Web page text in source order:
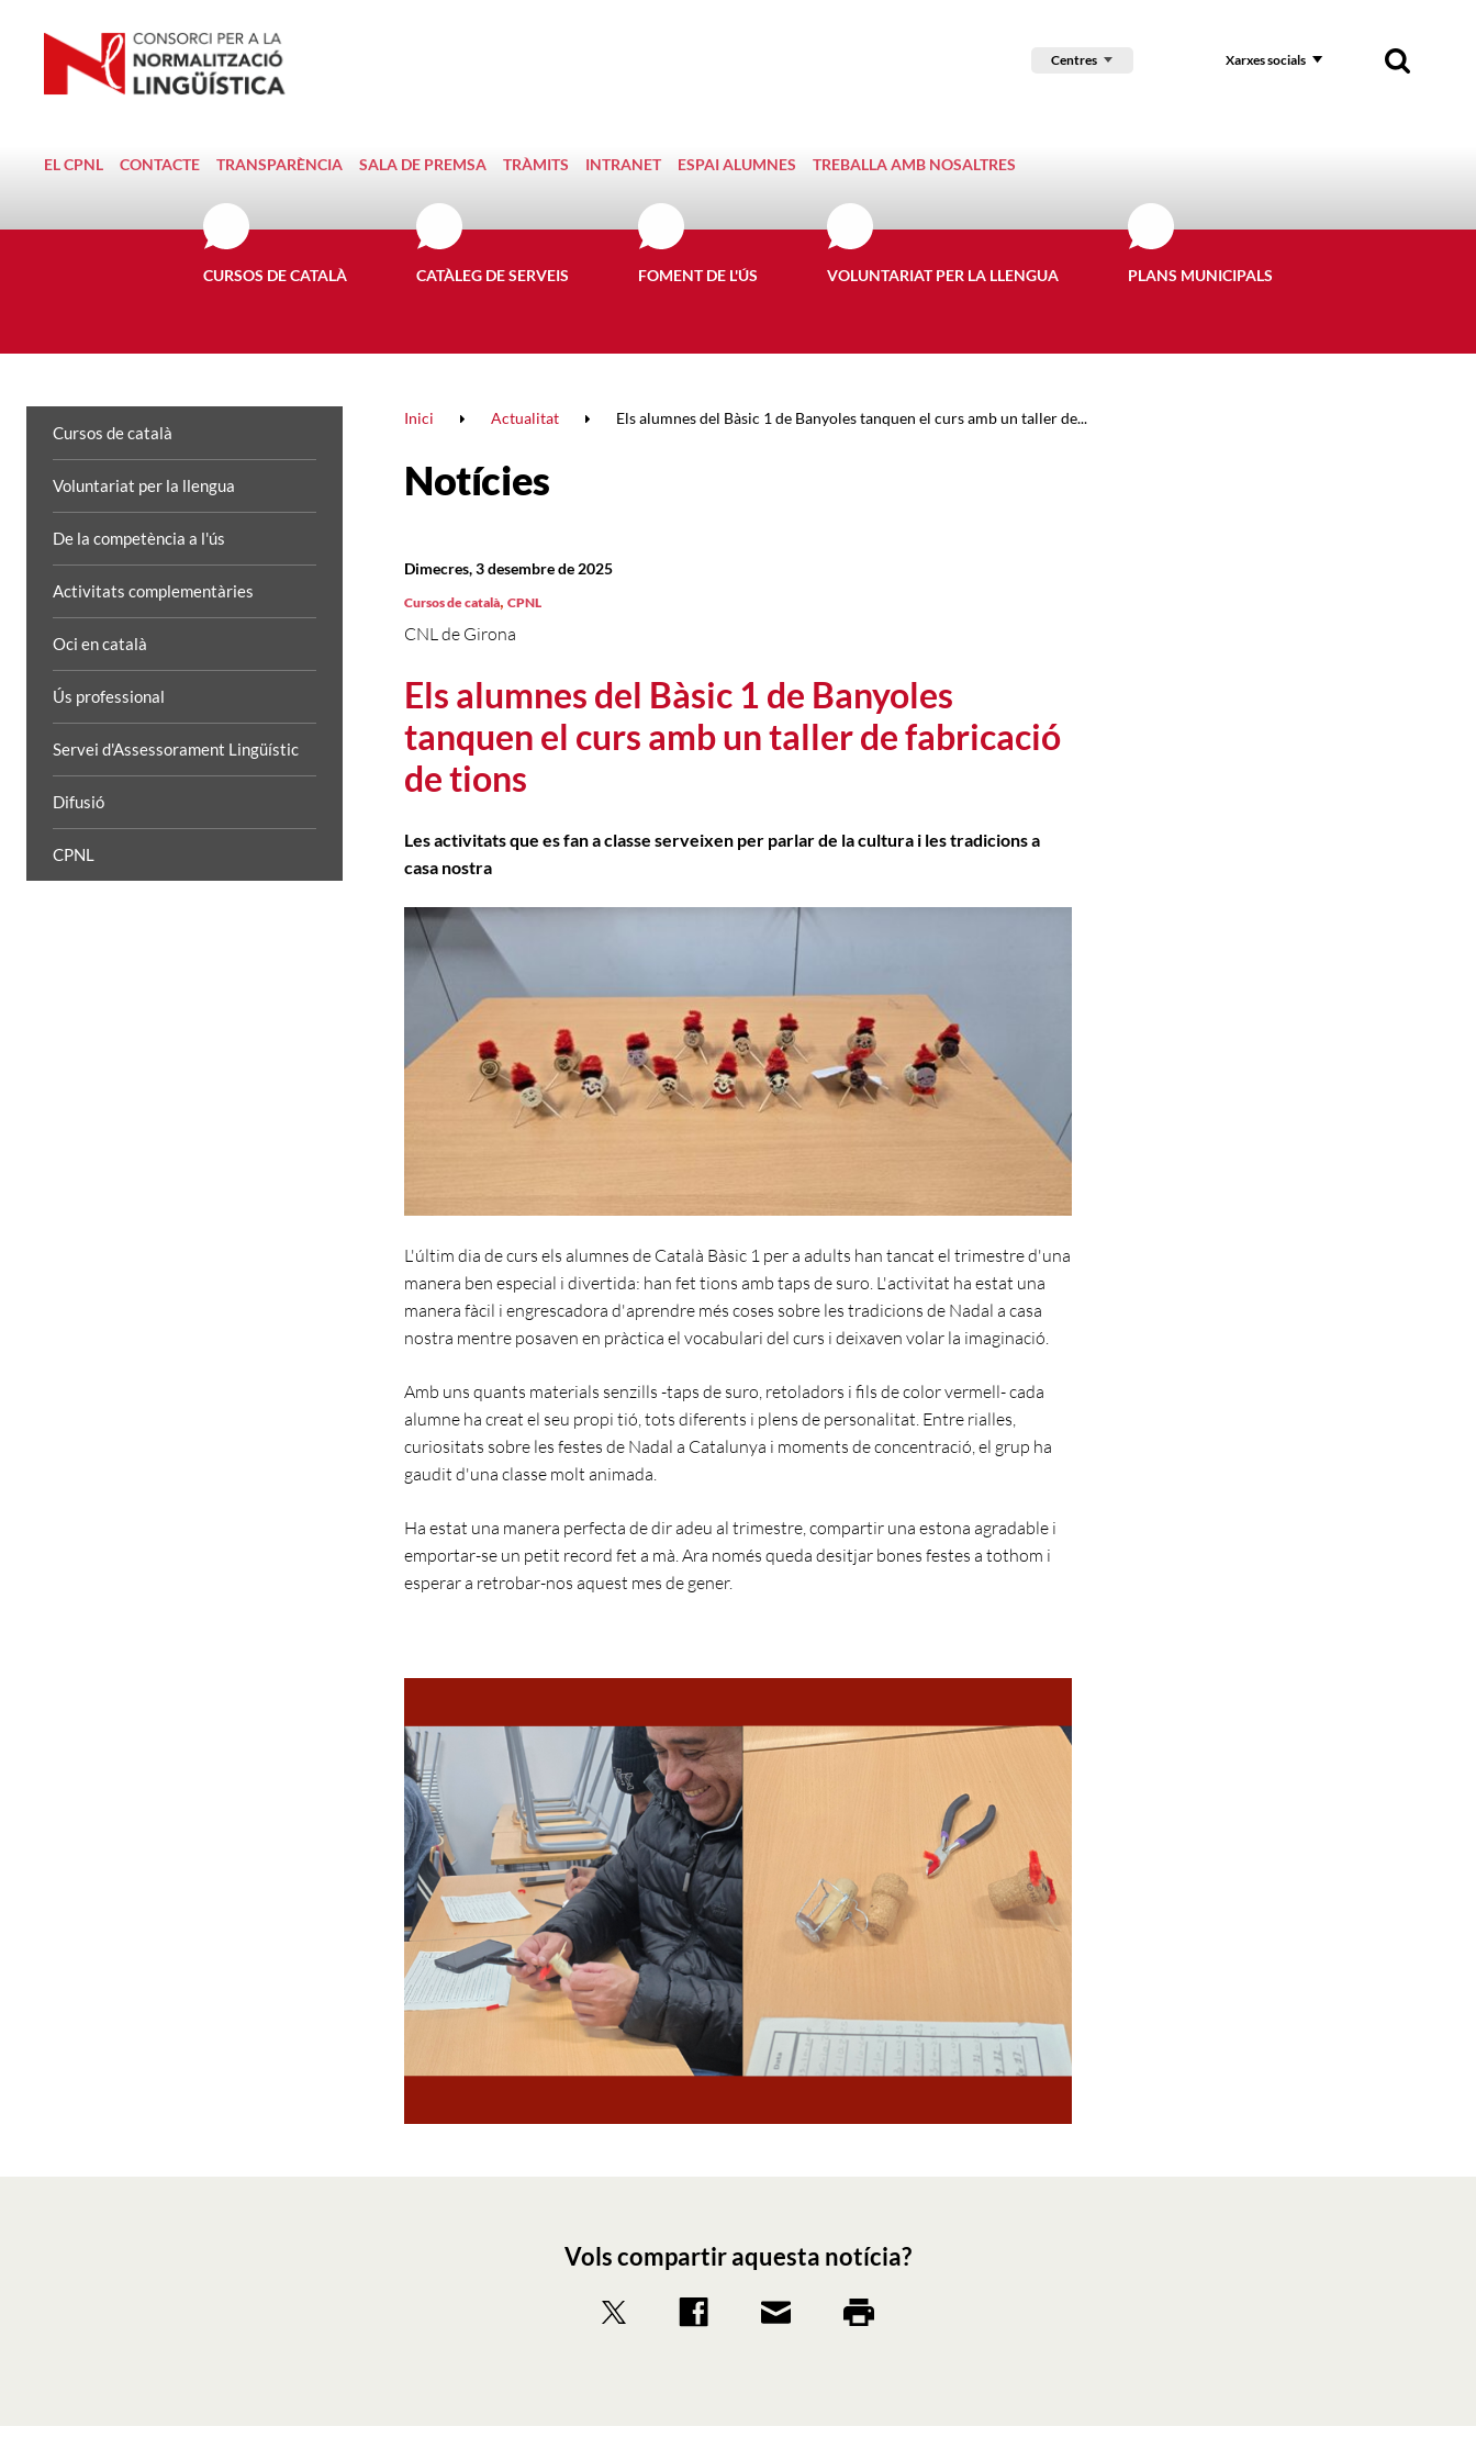
Centres Xarxes socials
EL CPNL CONTACTE TRANSPARÈNCIA SALA DE PREMSA TRÀMITS INTRANET ESPAI ALUMNES TREBALLA AMB NOSALTRES
CURSOS DE CATALÀ CATÀLEG DE SERVEIS FOMENT DE L'ÚS VOLUNTARIAT PER LA LLENGUA PLANS MUNICIPALS
Cursos de català
Voluntariat per la llengua
De la competència a l'ús
Activitats complementàries
Oci en català
Ús professional
Servei d'Assessorament Lingüístic
Difusió
CPNL
Inici Actualitat Els alumnes del Bàsic 1 de Banyoles tanquen el curs amb un taller de...
Notícies
Els alumnes del Bàsic 1 de Banyoles
tanquen el curs amb un taller de fabricació
de tions
CNL de Girona
Dimecres, 3 desembre de 2025
Cursos de català, CPNL
Les activitats que es fan a classe serveixen per parlar de la cultura i les tradicions a
casa nostra
L'últim dia de curs els alumnes de Català Bàsic 1 per a adults han tancat el trimestre d'una
manera ben especial i divertida: han fet tions amb taps de suro. L'activitat ha estat una
manera fàcil i engrescadora d'aprendre més coses sobre les tradicions de Nadal a casa
nostra mentre posaven en pràctica el vocabulari del curs i deixaven volar la imaginació.
Amb uns quants materials senzills -taps de suro, retoladors i fils de color vermell- cada
alumne ha creat el seu propi tió, tots diferents i plens de personalitat. Entre rialles,
curiositats sobre les festes de Nadal a Catalunya i moments de concentració, el grup ha
gaudit d'una classe molt animada.
Ha estat una manera perfecta de dir adeu al trimestre, compartir una estona agradable i
emportar-se un petit record fet a mà. Ara només queda desitjar bones festes a tothom i
esperar a retrobar-nos aquest mes de gener.
Vols compartir aquesta notícia?